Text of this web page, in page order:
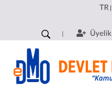
TR|
Üyelik